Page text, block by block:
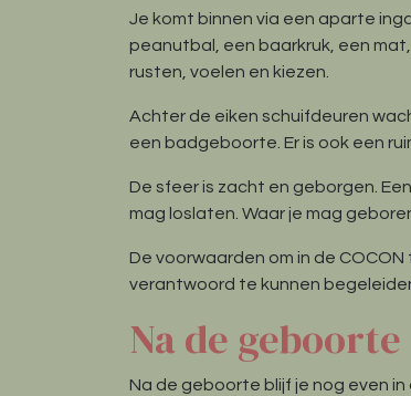
Je komt binnen via een aparte
peanutbal, een baarkruk, een
rusten, voelen en kiezen.
Achter de eiken schuifdeuren
een badgeboorte. Er is ook een
De sfeer is zacht en geborgen.
mag loslaten. Waar je mag
De voorwaarden om in de
verantwoord te kunnen
Na de geboorte
Na de geboorte blijf je nog even